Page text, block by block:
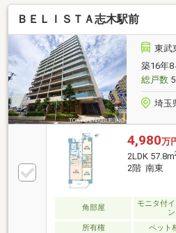
諸費用につきましてはぜひ
概要詳細の『諸費用欄』を
資料のご請求は、下のオレ
よりお問い合わせください
おります！ ※電話でのお問
8328】まで！ お問い合わせ
とお伝えいただくとスムー
ＢＥＬＩＳＴＡ志木駅前
東武
築16年
総戸数
埼玉
4,980万
2LDK 57.8m
2階 南東
角部屋
モニタ付
ン
所有権 ペット